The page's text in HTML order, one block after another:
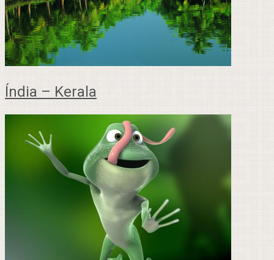
Índia – Kerala